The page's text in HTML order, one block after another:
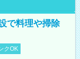
で料理や掃除
クOK